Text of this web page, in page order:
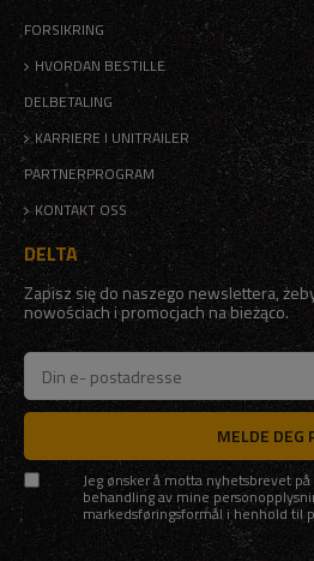
FORSIKRING
HVORDAN BESTILLE
DELBETALING
KARRIERE I UNITRAILER
PARTNERPROGRAM
KONTAKT OSS
DELTA
Zapisz się do naszego newslettera,
nowościach i promocjach na bieżąco.
MELDE DEG
Jeg ønsker å motta nyhetsbrevet
behandling av mine
markedsføringsformål i henhold til